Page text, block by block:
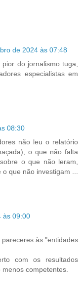
de 2024 às 07:48
do jornalismo tuga,
especialistas em
08:30
não leu o relatório
o que não falta
o que não leram,
que não investigam ...
às 09:00
às "entidades
com os resultados
competentes.